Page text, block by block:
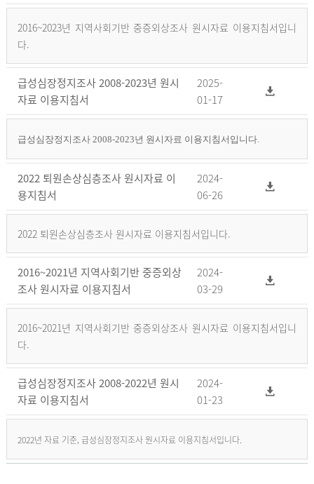
2016~2023년 지역사회기반 중증외상조사 원시자료 이용지침서입니
다.
급성심장정지조사 2008-2023년 원시
자료 이용지침서
2025-
01-17
급성심장정지조사 2008-2023년 원시자료 이용지침서입니다.
2022 퇴원손상심층조사 원시자료 이
용지침서
2024-
06-26
2022 퇴원손상심층조사 원시자료 이용지침서입니다.
2016~2021년 지역사회기반 중증외상
조사 원시자료 이용지침서
2024-
03-29
2016~2021년 지역사회기반 중증외상조사 원시자료 이용지침서입니
다.
급성심장정지조사 2008-2022년 원시
자료 이용지침서
2024-
01-23
2022년 자료 기준, 급성심장정지조사 원시자료 이용지침서입니다.